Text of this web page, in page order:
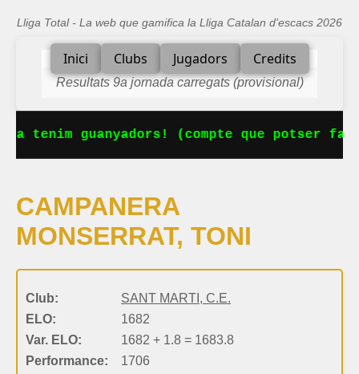
Lliga Total - La web que gamifica la Lliga Catalan d'escacs 2026
Inici Clubs Jugadors Credits
Resultats 9a jornada carregats (provisional)
tenim guanyadors! (compte que potser
CAMPANERA
MONSERRAT, TONI
Club:
SANT MARTI, C.E.
ELO:
1682
Var. ELO:
1682 + 1.8 = 1683.8
Performance:
1706